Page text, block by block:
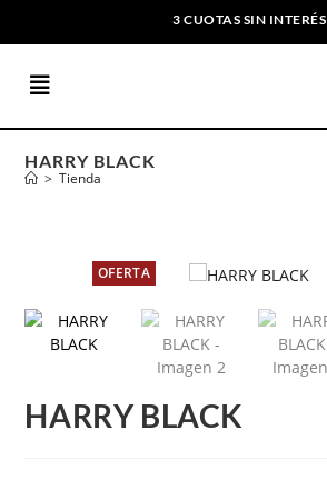
3 CUOTAS SIN INTERÉS
HARRY BLACK
> Tienda
OFERTA
HARRY BLACK